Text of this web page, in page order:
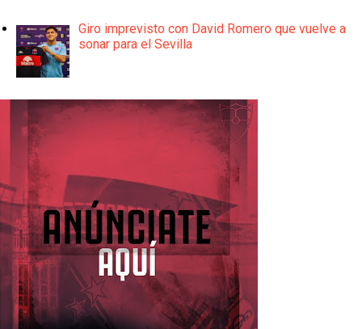
Giro imprevisto con David Romero que vuelve a
sonar para el Sevilla